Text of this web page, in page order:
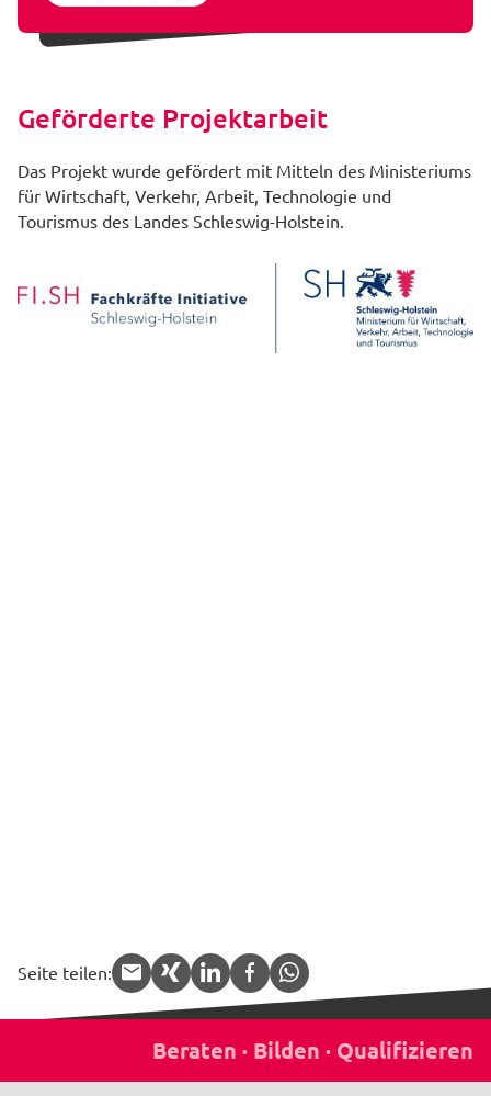
Geförderte Projektarbeit
Das Projekt wurde gefördert mit Mitteln des Ministeriums
für Wirtschaft, Verkehr, Arbeit, Technologie und
Tourismus des Landes Schleswig-Holstein.
Seite teilen:
APP.share.target.mail
APP.share.target.xing